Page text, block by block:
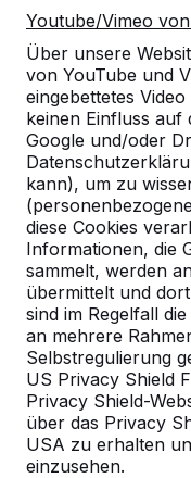
Youtube/Vimeo
Über unsere
von YouTube und
eingebettetes
keinen Einfluss
Google und/oder
kann), um zu
diese Cookies
Informationen, die
sammelt, werden
übermittelt und
sind im Regelfall
an mehrere
Selbstregulierung
US Privacy Shield
Privacy Shield-
über das Privacy
USA zu erhalten
einzusehen.
Zie ook
Klarenthal
Kontakt
HeBlad Deutschland
Diekerstraße 97
42781 Haan
Deutschland